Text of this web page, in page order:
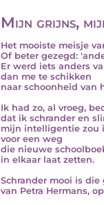
Mijn grijns,
Het mooiste meisje
Of beter gezegd:
Er werd iets anders
dan me te schikken
naar schoonheid van
Ik had zo, al vroeg,
dat ik schrander en
mijn intelligentie zou
voor een weg
die nieuwe
in elkaar laat zetten.
Schrander mooi is
van Petra Hermans,